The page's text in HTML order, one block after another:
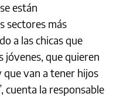
están
sectores más
a las chicas que
jóvenes, que quieren
van a tener hijos
cuenta la responsable